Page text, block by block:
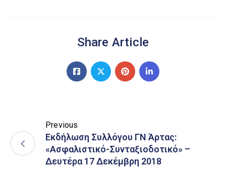
Share Article
Previous
Εκδήλωση Συλλόγου ΓΝ Άρτας:
«Ασφαλιστικό-Συνταξιοδοτικό» –
Δευτέρα 17 Δεκέμβρη 2018